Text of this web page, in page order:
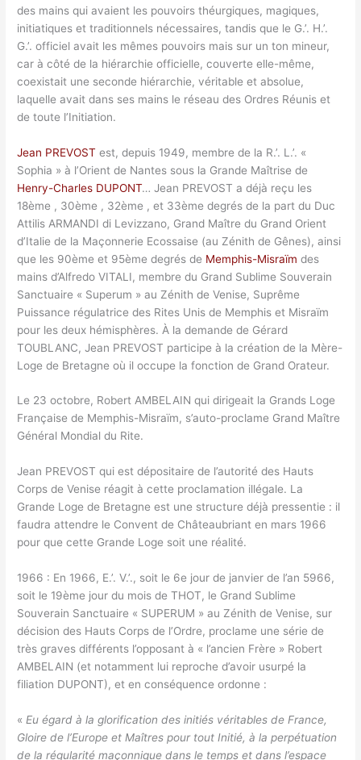
des mains qui avaient les pouvoirs théurgiques, magiques,
initiatiques et traditionnels nécessaires, tandis que le G.’. H.’.
G.’. officiel avait les mêmes pouvoirs mais sur un ton mineur,
car à côté de la hiérarchie officielle, couverte elle-même,
coexistait une seconde hiérarchie, véritable et absolue,
laquelle avait dans ses mains le réseau des Ordres Réunis et
de toute l’Initiation.
Jean PREVOST est, depuis 1949, membre de la R.’. L.’. «
Sophia » à l’Orient de Nantes sous la Grande Maîtrise de
Henry-Charles DUPONT… Jean PREVOST a déjà reçu les
18ème , 30ème , 32ème , et 33ème degrés de la part du Duc
Attilis ARMANDI di Levizzano, Grand Maître du Grand Orient
d’Italie de la Maçonnerie Ecossaise (au Zénith de Gênes), ainsi
que les 90ème et 95ème degrés de Memphis-Misraïm des
mains d’Alfredo VITALI, membre du Grand Sublime Souverain
Sanctuaire « Superum » au Zénith de Venise, Suprême
Puissance régulatrice des Rites Unis de Memphis et Misraïm
pour les deux hémisphères. À la demande de Gérard
TOUBLANC, Jean PREVOST participe à la création de la Mère-
Loge de Bretagne où il occupe la fonction de Grand Orateur.
Le 23 octobre, Robert AMBELAIN qui dirigeait la Grands Loge
Française de Memphis-Misraïm, s’auto-proclame Grand Maître
Général Mondial du Rite.
Jean PREVOST qui est dépositaire de l’autorité des Hauts
Corps de Venise réagit à cette proclamation illégale. La
Grande Loge de Bretagne est une structure déjà pressentie : il
faudra attendre le Convent de Châteaubriant en mars 1966
pour que cette Grande Loge soit une réalité.
1966 : En 1966, E.’. V.’., soit le 6e jour de janvier de l’an 5966,
soit le 19ème jour du mois de THOT, le Grand Sublime
Souverain Sanctuaire « SUPERUM » au Zénith de Venise, sur
décision des Hauts Corps de l’Ordre, proclame une série de
très graves différents l’opposant à « l’ancien Frère » Robert
AMBELAIN (et notamment lui reproche d’avoir usurpé la
filiation DUPONT), et en conséquence ordonne :
« Eu égard à la glorification des initiés véritables de France,
Gloire de l’Europe et Maîtres pour tout Initié, à la perpétuation
de la régularité maçonnique dans le temps et dans l’espace